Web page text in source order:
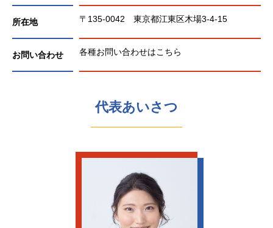
所在地 〒135-0042 東京都江東区木場3-4-15
お問い合わせ 各種お問い合わせはこちら
代表あいさつ